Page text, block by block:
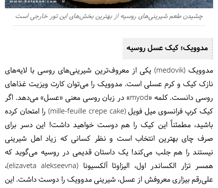
چشیدن طعم شیرینی‌های روسیه از بهترین بخش‌های این تور خارجی است
مدوویک؛ کیک عسل روسیه
مدوویک (medovik) یکی از معروف‌ترین شیرینی‌های روسی با لایه‌های
نازک کیک و کرم عسلی است. مدوویک را می‌توان کارت ویزیت غذاهای
روسی دانست. کلمه «myod» در زبان روسی معنی «عسل» می‌دهد. اگر
کیک کرپ فرانسوی میل فویل (mille-feuille crepe cake) را امتحان کرده
باشید، مطمئناً این کیک را هم دوست خواهید داشت! این دسر برای
صرف چای بهترین انتخاب است و نظر کسانی که زیاد اهل شیرینی
نیستند را هم جلب می‌کند! یک داستان قدیمی در روسیه می‌گوید که
همسر تزار الکساندر اول، الیزاوتا آلکسیونا (elizaveta alekseevna)،
علی‌رقم بیزاری معروفش از عسل، شیرینی مدوویک را دوست داشت. این